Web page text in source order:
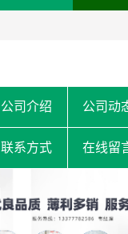
公司介绍 公司动
联系方式 在线留